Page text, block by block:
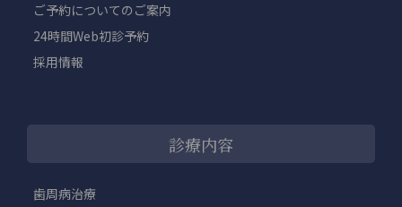
ご予約についてのご案内
24時間Web初診予約
採用情報
診療内容
歯周病治療